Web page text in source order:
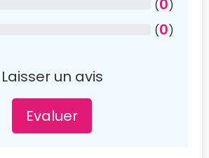
(
)
(0)
Laisser un avis
Evaluer